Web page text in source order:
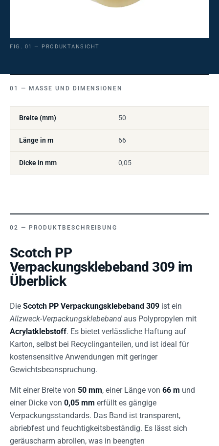
FIG. 01 — PRODUKTANSICHT
MASSE UND DIMENSIONEN
Breite (mm) 50
Länge in m 66
Dicke in mm 0,05
PRODUKTBESCHREIBUNG
Scotch PP
Verpackungsklebeband 309 im
Überblick
Die Scotch PP Verpackungsklebeband 309 ist ein
Allzweck-Verpackungsklebeband aus Polypropylen mit
Acrylatklebstoff. Es bietet verlässliche Haftung auf
Karton, selbst bei Recyclinganteilen, und ist ideal für
kostensensitive Anwendungen mit geringer
Gewichtsbeanspruchung.
Mit einer Breite von 50 mm, einer Länge von 66 m und
einer Dicke von 0,05 mm erfüllt es gängige
Verpackungsstandards. Das Band ist transparent,
abriebfest und feuchtigkeitsbeständig. Es lässt sich
geräuscharm abrollen, was in beengten